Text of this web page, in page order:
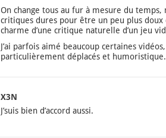
On change tous au fur à mesure du
cri­tiques dures pour être un peu plus
charme d’une cri­tique natu­relle d’un jeu
J’ai par­fois aimé beau­coup cer­taines
par­ti­cu­liè­re­ment dépla­cés et
X3N
J’suis bien d’ac­cord aus­si.